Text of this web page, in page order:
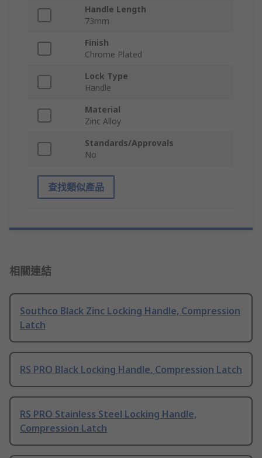
Handle Length
73mm
Finish
Chrome Plated
Lock Type
Handle
Material
Zinc Alloy
Standards/Approvals
No
查找類似產品
相關連結
Southco Black Zinc Locking Handle, Compression
Latch
RS PRO Black Locking Handle, Compression Latch
RS PRO Stainless Steel Locking Handle,
Compression Latch